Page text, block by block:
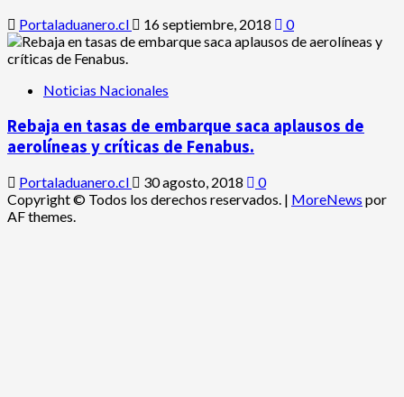
Portaladuanero.cl 16 septiembre, 2018 0
Noticias Nacionales
Rebaja en tasas de embarque saca aplausos de
aerolíneas y críticas de Fenabus.
Portaladuanero.cl 30 agosto, 2018
0
Copyright © Todos los derechos reservados. | MoreNews por
AF themes.